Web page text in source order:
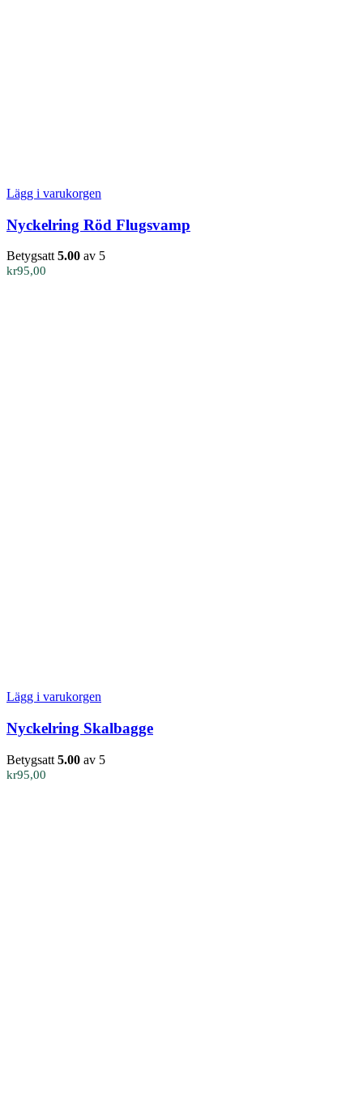
Lägg i varukorgen
Nyckelring Röd Flugsvamp
Betygsatt 5.00 av 5
kr95,00
Lägg i varukorgen
Nyckelring Skalbagge
Betygsatt 5.00 av 5
kr95,00